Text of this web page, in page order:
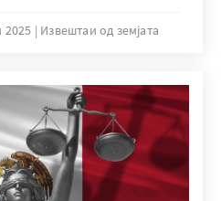
Gustavo Petro die
verantwortlich
vor, mit der
jenseits der
zu agieren.
unterdessen Angst
Zeiten des internen
2025 Извештаи од земјата